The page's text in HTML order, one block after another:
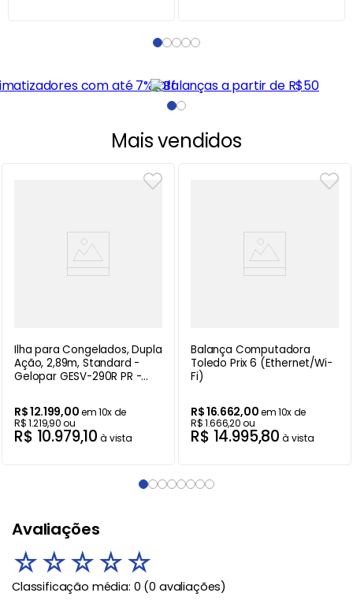
Mais vendidos
Ilha para Congelados, Dupla
Ação, 2,89m, Standard -
Gelopar GESV-290R PR -
R$12.199,00em10x de
R$1.219,90ou
R$ 10.979,10 à vista
Balança Computadora
Toledo Prix 6 (Ethernet/Wi-
Fi)
R$16.662,00em10x de
R$1.666,20ou
R$ 14.995,80 à vista
Avaliações
☆☆☆☆☆
Classificação média: 0 (0 avaliações)